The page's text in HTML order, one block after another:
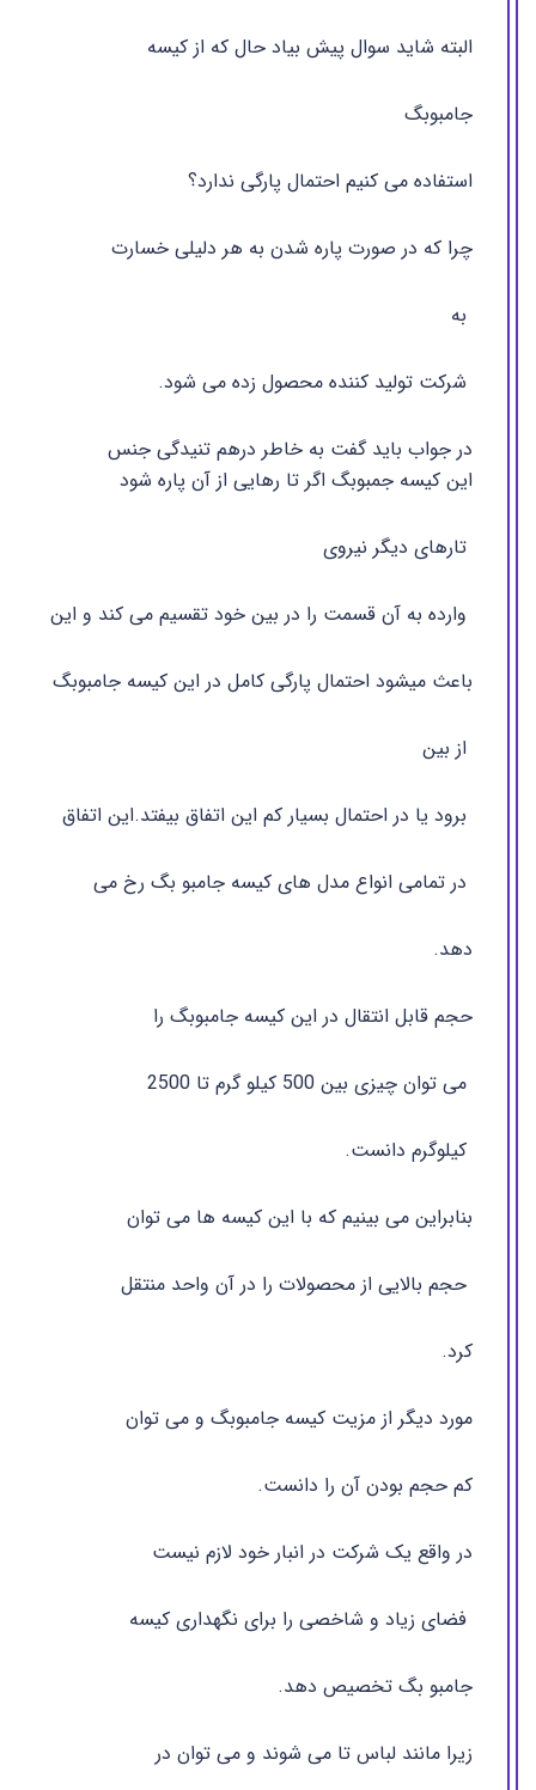
البته شاید سوال پیش بیاد حال که از کیسه
جامبوبگ
استفاده می کنیم احتمال پارگی ندارد؟
چرا که در صورت پاره شدن به هر دلیلی خسارت
به
شرکت تولید کننده محصول زده می شود.
در جواب باید گفت به خاطر درهم تنیدگی جنس
این کیسه جمبوبگ اگر تا رهایی از آن پاره شود
تارهای دیگر نیروی
وارده به آن قسمت را در بین خود تقسیم می کند و این
باعث میشود احتمال پارگی کامل در این کیسه جامبوبگ
از بین
برود یا در احتمال بسیار کم این اتفاق بیفتد.این اتفاق
در تمامی انواع مدل های کیسه جامبو بگ رخ می
دهد.
حجم قابل انتقال در این کیسه جامبوبگ را
می توان چیزی بین 500 کیلو گرم تا 2500
کیلوگرم دانست.
بنابراین می بینیم که با این کیسه ها می توان
حجم بالایی از محصولات را در آن واحد منتقل
کرد.
مورد دیگر از مزیت کیسه جامبوبگ و می توان
کم حجم بودن آن را دانست.
در واقع یک شرکت در انبار خود لازم نیست
فضای زیاد و شاخصی را برای نگهداری کیسه
جامبو بگ تخصیص دهد.
زیرا مانند لباس تا می شوند و می توان در